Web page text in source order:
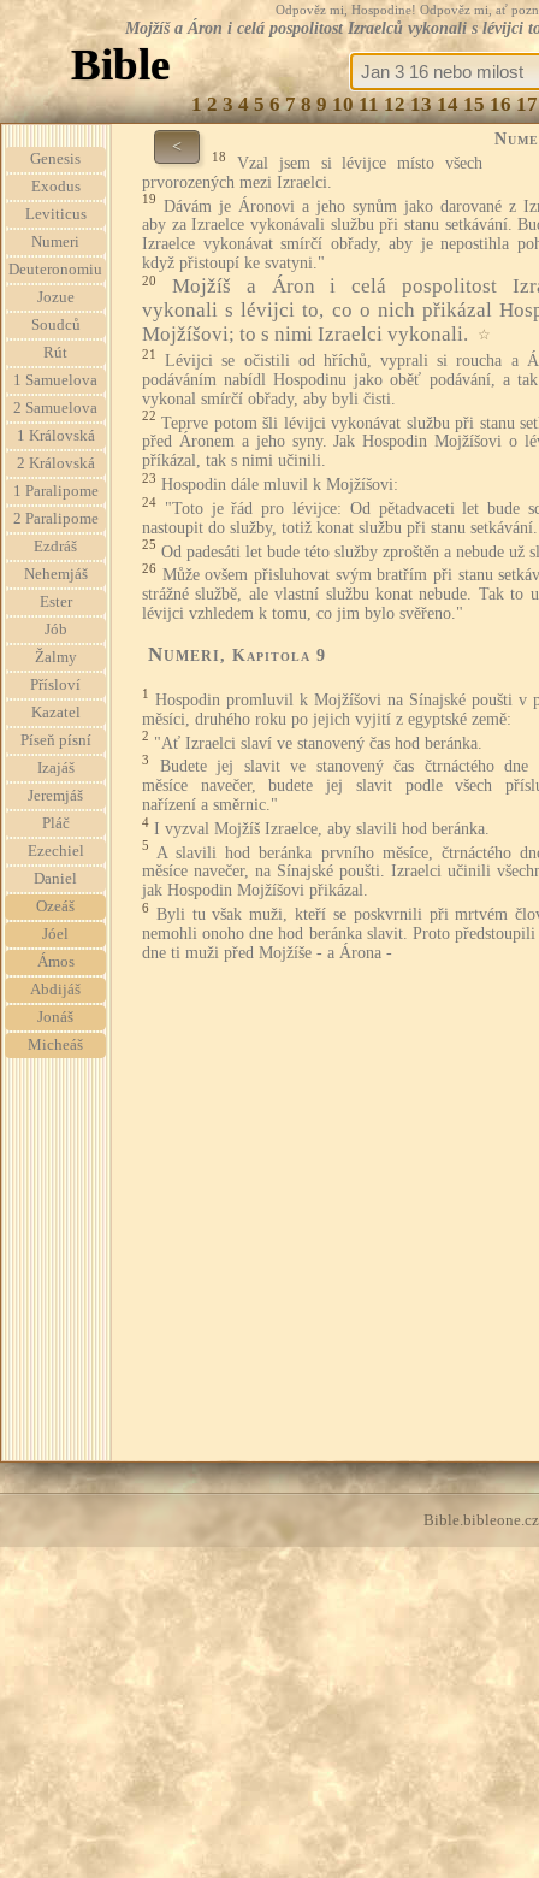
Odpověz mi, Hospodine! Odpověz mi, ať
Mojžíš a Áron i celá pospolitost Izraelců vykonali s
Bible
1 2 3 4 5 6 7 8 9 10 11 12 13 14 15 16 17
Genesis
Exodus
Leviticus
Numeri
Deuteronomiu
Jozue
Soudců
Rút
1 Samuelova
2 Samuelova
1 Královská
2 Královská
1 Paralipome
2 Paralipome
Ezdráš
Nehemjáš
Ester
Jób
Žalmy
Přísloví
Kazatel
Píseň písní
Izajáš
Jeremjáš
Pláč
Ezechiel
Daniel
Ozeáš
Jóel
Ámos
Abdijáš
Jonáš
Micheáš
<
18
Vzal jsem si lévijce místo všech
prvorozených mezi Izraelci.
19 Dávám je Áronovi a jeho synům jako darované z
aby za Izraelce vykonávali službu při stanu setkávání.
Izraelce vykonávat smírčí obřady, aby je nepostihla
když přistoupí ke svatyni."
20
Mojžíš a Áron i celá pospolitost
vykonali s lévijci to, co o nich přikázal
Mojžíšovi; to s nimi Izraelci vykonali.
☆
21
Lévijci se očistili od hříchů, vyprali si roucha a
podáváním nabídl Hospodinu jako oběť podávání, a
vykonal smírčí obřady, aby byli čisti.
22 Teprve potom šli lévijci vykonávat službu při stanu
před Áronem a jeho syny. Jak Hospodin Mojžíšovi o
příkázal, tak s nimi učinili.
23 Hospodin dále mluvil k Mojžíšovi:
24
"Toto je řád pro lévijce: Od pětadvaceti let bude
nastoupit do služby, totiž konat službu při stanu setkávání.
25 Od padesáti let bude této služby zproštěn a nebude už
26 Může ovšem přisluhovat svým bratřím při stanu
strážné službě, ale vlastní službu konat nebude. Tak to
lévijci vzhledem k tomu, co jim bylo svěřeno."
Numeri, Kapitola 9
1 Hospodin promluvil k Mojžíšovi na Sínajské poušti v
měsíci, druhého roku po jejich vyjití z egyptské země:
2 "Ať Izraelci slaví ve stanovený čas hod beránka.
3
Budete jej slavit ve stanovený čas čtrnáctého dne
měsíce navečer, budete jej slavit podle všech
nařízení a směrnic."
4 I vyzval Mojžíš Izraelce, aby slavili hod beránka.
5
A slavili hod beránka prvního měsíce, čtrnáctého
měsíce navečer, na Sínajské poušti. Izraelci učinili
jak Hospodin Mojžíšovi přikázal.
6 Byli tu však muži, kteří se poskvrnili při mrtvém
nemohli onoho dne hod beránka slavit. Proto předstoupili
dne ti muži před Mojžíše - a Árona -